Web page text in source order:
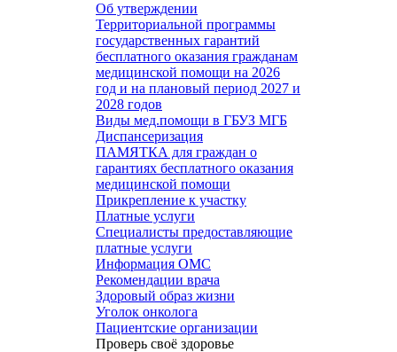
Об утверждении
Территориальной программы
государственных гарантий
бесплатного оказания гражданам
медицинской помощи на 2026
год и на плановый период 2027 и
2028 годов
Виды мед.помощи в ГБУЗ МГБ
Диспансеризация
ПАМЯТКА для граждан о
гарантиях бесплатного оказания
медицинской помощи
Прикрепление к участку
Платные услуги
Специалисты предоставляющие
платные услуги
Информация ОМС
Рекомендации врача
Здоровый образ жизни
Уголок онколога
Пациентские организации
Проверь своё здоровье